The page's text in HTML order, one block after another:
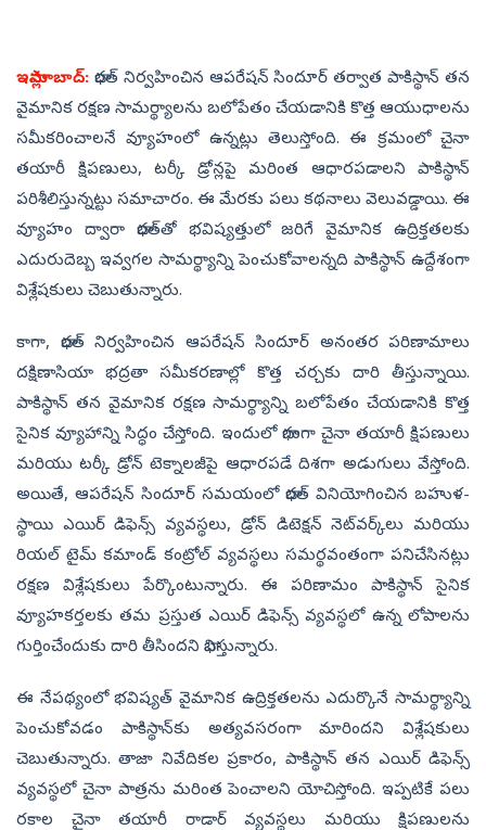
ఇస్లామాబాద్‌: భారత్ నిర్వహించిన ఆపరేషన్‌ సిందూర్‌ తర్వాత పాకిస్థాన్ తన
వైమానిక రక్షణ సామర్థ్యాలను బలోపేతం చేయడానికి కొత్త ఆయుధాలను
సమీకరించాలనే వ్యూహంలో ఉన్నట్లు తెలుస్తోంది. ఈ క్రమంలో చైనా
తయారీ క్షిపణులు, టర్కీ డ్రోన్లపై మరింత ఆధారపడాలని పాకిస్థాన్
పరిశీలిస్తున్నట్టు సమాచారం. ఈ మేరకు పలు కథనాలు వెలువడ్డాయి. ఈ
వ్యూహం ద్వారా భారత్‌తో భవిష్యత్తులో జరిగే వైమానిక ఉద్రిక్తతలకు
ఎదురుదెబ్బ ఇవ్వగల సామర్థ్యాన్ని పెంచుకోవాలన్నది పాకిస్థాన్ ఉద్దేశంగా
విశ్లేషకులు చెబుతున్నారు.
కాగా, భారత్ నిర్వహించిన ఆపరేషన్‌ సిందూర్‌ అనంతర పరిణామాలు
దక్షిణాసియా భద్రతా సమీకరణాల్లో కొత్త చర్చకు దారి తీస్తున్నాయి.
పాకిస్థాన్ తన వైమానిక రక్షణ సామర్థ్యాన్ని బలోపేతం చేయడానికి కొత్త
సైనిక వ్యూహాన్ని సిద్ధం చేస్తోంది. ఇందులో భాగంగా చైనా తయారీ క్షిపణులు
మరియు టర్కీ డ్రోన్ టెక్నాలజీపై ఆధారపడే దిశగా అడుగులు వేస్తోంది.
అయితే, ఆపరేషన్‌ సిందూర్‌ సమయంలో భారత్‌ వినియోగించిన బహుళ-
స్థాయి ఎయిర్ డిఫెన్స్ వ్యవస్థలు, డ్రోన్ డిటెక్షన్ నెట్‌వర్క్‌లు మరియు
రియల్ టైమ్ కమాండ్ కంట్రోల్ వ్యవస్థలు సమర్థవంతంగా పనిచేసినట్లు
రక్షణ విశ్లేషకులు పేర్కొంటున్నారు. ఈ పరిణామం పాకిస్థాన్ సైనిక
వ్యూహకర్తలకు తమ ప్రస్తుత ఎయిర్ డిఫెన్స్ వ్యవస్థలో ఉన్న లోపాలను
గుర్తించేందుకు దారి తీసిందని భావిస్తున్నారు.
ఈ నేపథ్యంలో భవిష్యత్ వైమానిక ఉద్రిక్తతలను ఎదుర్కొనే సామర్థ్యాన్ని
పెంచుకోవడం పాకిస్థాన్‌కు అత్యవసరంగా మారిందని విశ్లేషకులు
చెబుతున్నారు. తాజా నివేదికల ప్రకారం, పాకిస్థాన్ తన ఎయిర్ డిఫెన్స్
వ్యవస్థలో చైనా పాత్రను మరింత పెంచాలని యోచిస్తోంది. ఇప్పటికే పలు
రకాల చైనా తయారీ రాడార్ వ్యవస్థలు మరియు క్షిపణులను